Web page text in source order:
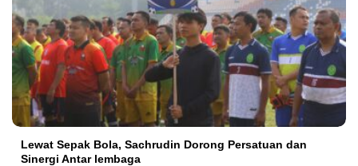
Lewat Sepak Bola, Sachrudin Dorong Persatuan dan
Sinergi Antar lembaga